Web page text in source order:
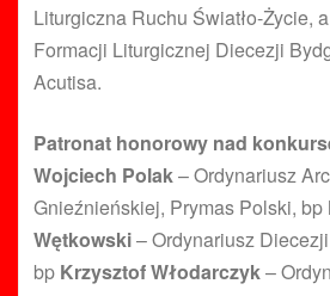
Liturgiczna Ruchu Światło-Życie,
Formacji Liturgicznej Diecezji
Acutisa.
Patronat honorowy nad
Wojciech Polak– Ordynariusz
Gnieźnieńskiej, Prymas Polski, bp
Wętkowski– Ordynariusz
bp Krzysztof Włodarczyk–